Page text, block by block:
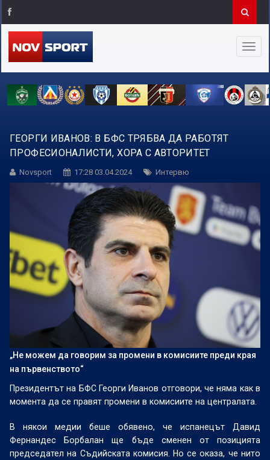
ГЕОРГИ ИВАНОВ: В БФС ТРЯБВА ДА РАБОТЯТ
ПРОФЕСИОНАЛИСТИ, ХОРА С АВТОРИТЕТ
Novsport 17:28 03.04.2024 Интервю
„Не можем да говорим за промени в комисиите преди края
на първенството“
Президентът на БФС Георги Иванов отговори, че няма как в
момента да се правят промени в комисиите на централата.
В някои медии беше обявено, че испанецът Давид
Фернандес Борбалан ще бъде сменен от позицията
председател на Съдийската комисия. Но се оказа, че нито